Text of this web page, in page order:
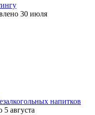
30 июля
напитков
5 августа